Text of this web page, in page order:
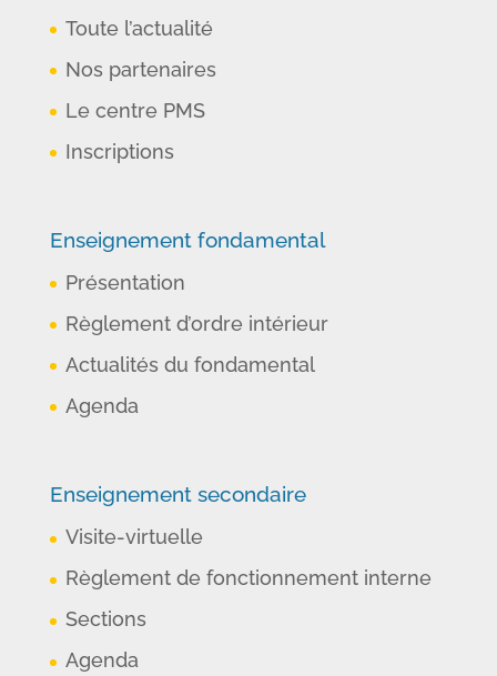
Toute l’actualité
Nos partenaires
Le centre PMS
Inscriptions
Enseignement fondamental
Présentation
Règlement d’ordre intérieur
Actualités du fondamental
Agenda
Enseignement secondaire
Visite-virtuelle
Règlement de fonctionnement interne
Sections
Agenda